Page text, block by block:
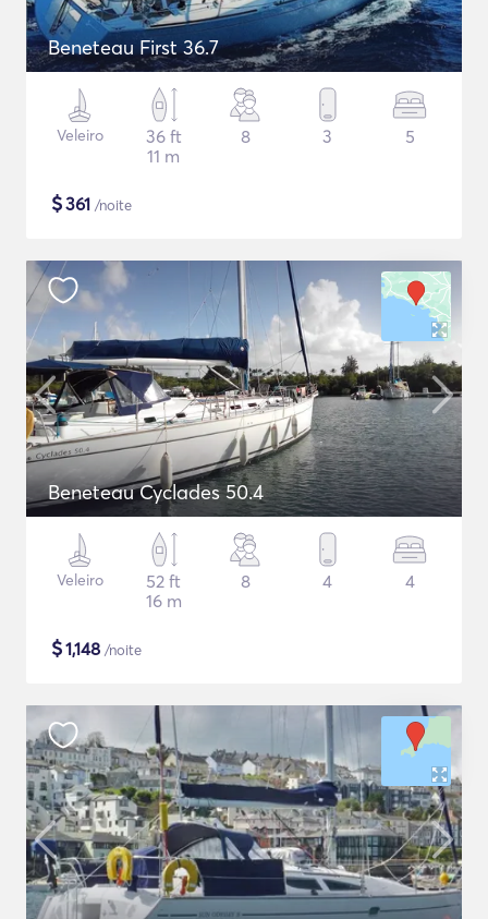
Beneteau First 36.7
Veleiro
36 ft
11 m
8 3 5
$361 /noite
Beneteau Cyclades 50.4
Veleiro
52 ft
16 m
8 4 4
$1,148 /noite